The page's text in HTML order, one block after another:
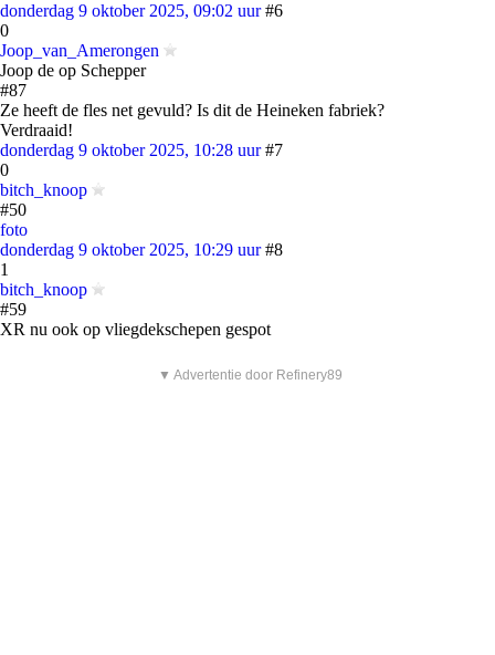
donderdag 9 oktober 2025, 09:02 uur #6
0
Joop_van_Amerongen
Joop de op Schepper
#87
Ze heeft de fles net gevuld? Is dit de Heineken fabriek?
Verdraaid!
donderdag 9 oktober 2025, 10:28 uur #7
0
bitch_knoop
#50
foto
donderdag 9 oktober 2025, 10:29 uur #8
1
bitch_knoop
#59
XR nu ook op vliegdekschepen gespot
▼ Advertentie door Refinery89